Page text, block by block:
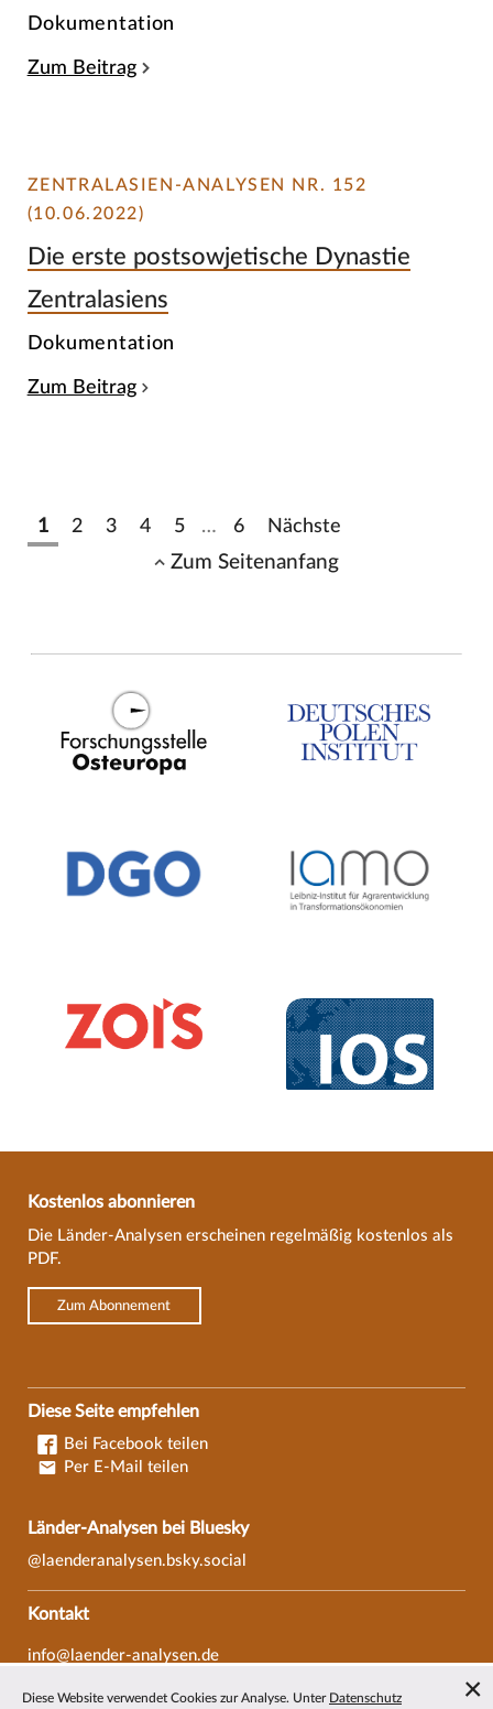
Dokumentation
Zum Beitrag
ZENTRALASIEN-ANALYSEN NR. 152
(10.06.2022)
Die erste postsowjetische Dynastie
Zentralasiens
Dokumentation
Zum Beitrag
1 2 3 4 5 … 6 Nächste
Zum Seitenanfang
Kostenlos abonnieren
Die Länder-Analysen erscheinen regelmäßig kostenlos als
PDF.
Zum Abonnement
Diese Seite empfehlen
Bei Facebook teilen
Per E-Mail teilen
Länder-Analysen bei Bluesky
@laenderanalysen.bsky.social
Kontakt
info@laender-analysen.de
Diese Website verwendet Cookies zur Analyse. Unter Datenschutz